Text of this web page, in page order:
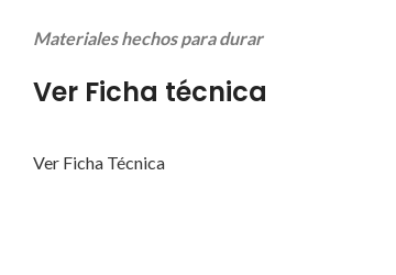
Materiales hechos para durar
Ver Ficha técnica
Ver Ficha Técnica